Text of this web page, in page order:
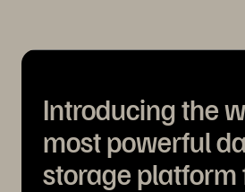
Introducing the
most powerful
storage platform